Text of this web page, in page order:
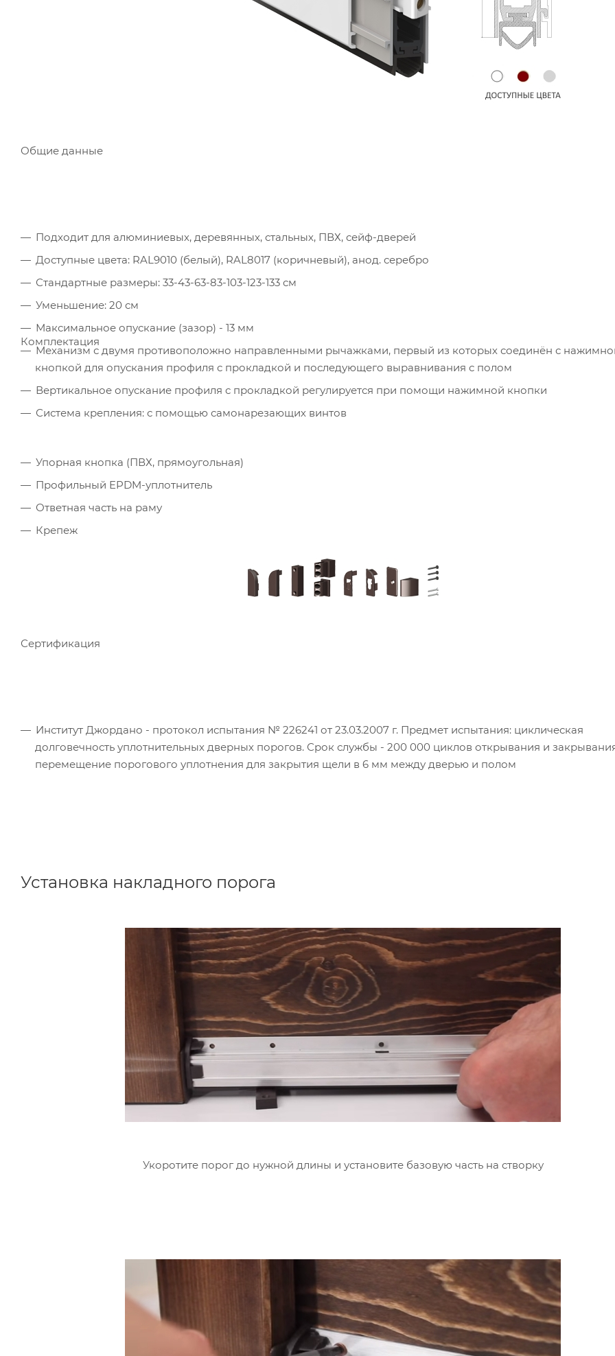
Общие данные
Подходит для алюминиевых, деревянных, стальных, ПВХ, сейф-дверей
Доступные цвета: RAL9010 (белый), RAL8017 (коричневый), анод. серебро
Стандартные размеры: 33-43-63-83-103-123-133 см
Уменьшение: 20 см
Максимальное опускание (зазор) - 13 мм
Механизм с двумя противоположно направленными рычажками, первый из которых соединён с
кнопкой для опускания профиля с прокладкой и последующего выравнивания с полом
Вертикальное опускание профиля с прокладкой регулируется при помощи нажимной кнопки
Система крепления: с помощью самонарезающих винтов
Комплектация
Упорная кнопка (ПВХ, прямоугольная)
Профильный EPDM-уплотнитель
Ответная часть на раму
Крепеж
Сертификация
Институт Джордано - протокол испытания № 226241 от 23.03.2007 г. Предмет испытания: циклическая
долговечность уплотнительных дверных порогов. Срок службы - 200 000 циклов открывания и
перемещение порогового уплотнения для закрытия щели в 6 мм между дверью и полом
Установка накладного порога
Укоротите порог до нужной длины и установите базовую часть на створку